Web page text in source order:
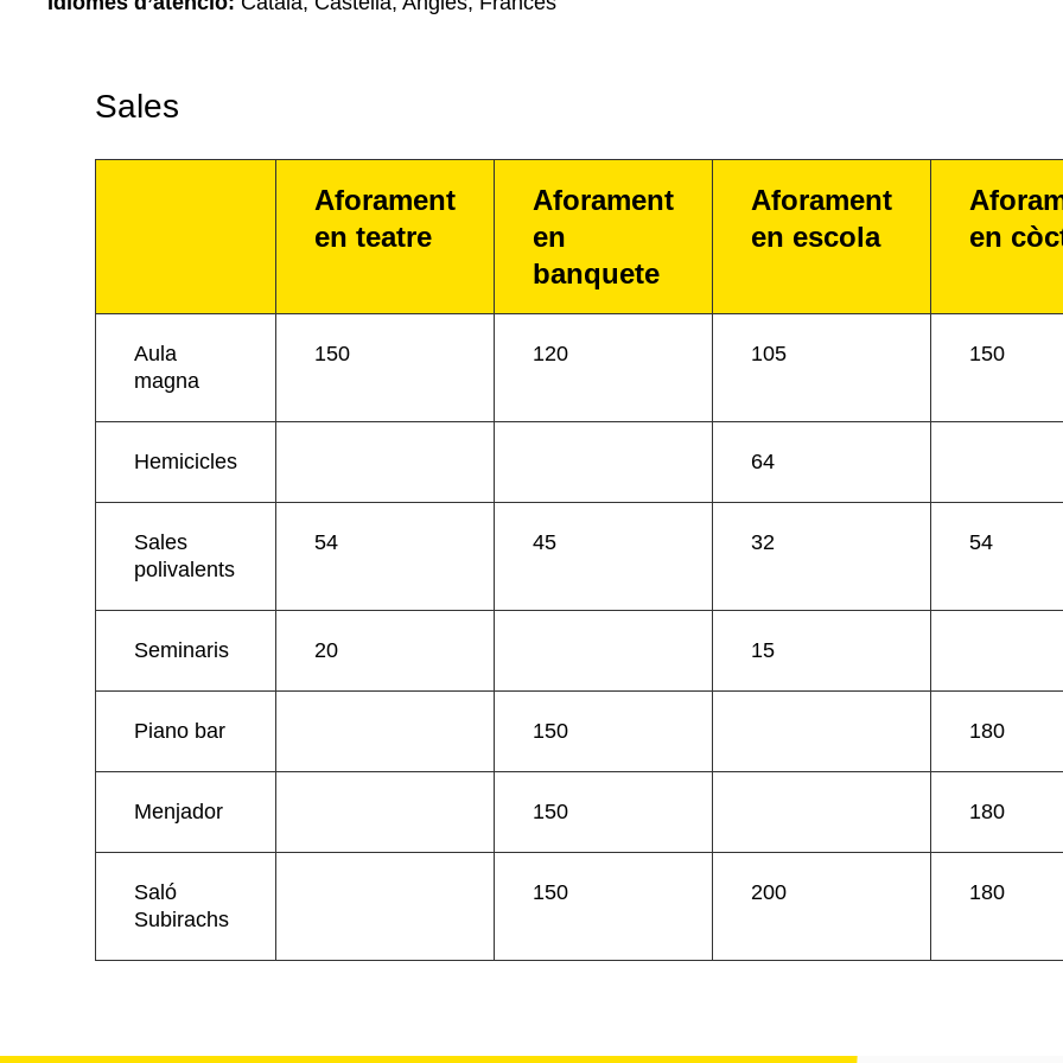
Sales
Aforament
en teatre
Aforament
en
banquete
Aforament
en escola
en
Aula
magna
150 120 105 150
Hemicicles 64
Sales
polivalents
54 45 32 54
Seminaris 20 15
Piano bar 150 180
Menjador 150 180
Saló
Subirachs
150 200 180